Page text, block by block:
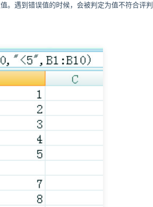
。遇到错误值的时候，会被判定为值不符合评判